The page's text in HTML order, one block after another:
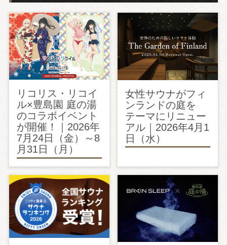
リコリス・リコイ
ル×豊島園 庭の湯
のコラボイベント
が開催！｜2026年
7月24日（金）～8
月31日（月）
女性サウナがフィ
ンランドの庭を
テーマにリニュー
アル｜2026年4月1
日（水）